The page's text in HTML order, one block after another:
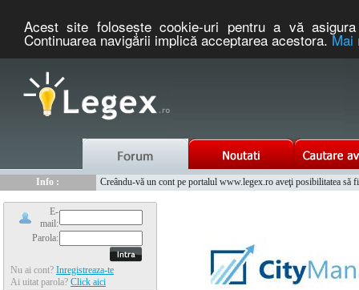
Acest site foloseşte cookie-uri pentru a vă
Continuarea navigării implică acceptarea acestora.Mai
Info :
Creându-vă un cont pe portalul www.legex.ro aveţi posibilitatea să
E-
mail:
Parola:
Nu ai cont? Inregistreaza-te
Ai uitat parola? Click aici